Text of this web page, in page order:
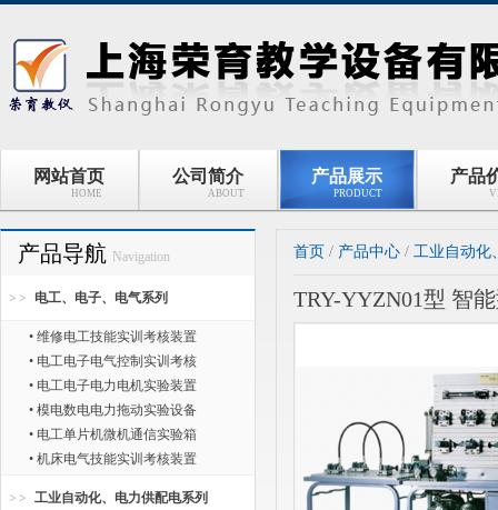
网站首页
HOME
公司简介
ABOUT
产品展示
PRODUCT
产品
产品导航 Navigation
电工、电子、电气系列
• 维修电工技能实训考核装置
• 电工电子电气控制实训考核
• 电工电子电力电机实验装置
• 模电数电电力拖动实验设备
• 电工单片机微机通信实验箱
• 机床电气技能实训考核装置
工业自动化、电力供配电系列
首页 / 产品中心 / 工业自动化
TRY-YYZN01型 智